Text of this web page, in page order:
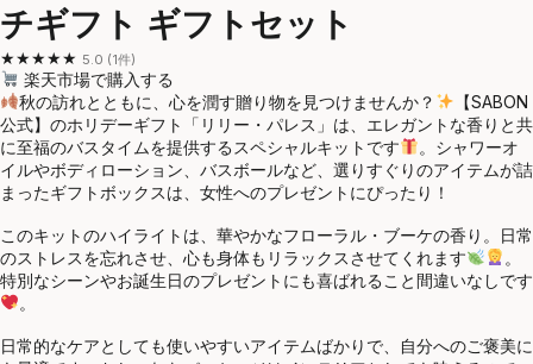
チギフト ギフトセット
★★★★★ 5.0 (1件)
楽天市場で購入する
秋の訪れとともに、心を潤す贈り物を見つけませんか？
【SABON
公式】のホリデーギフト「リリー・パレス」は、エレガントな香りと共
に至福のバスタイムを提供するスペシャルキットです
。シャワーオ
イルやボディローション、バスボールなど、選りすぐりのアイテムが詰
まったギフトボックスは、女性へのプレゼントにぴったり！
このキットのハイライトは、華やかなフローラル・ブーケの香り。日常
のストレスを忘れさせ、心も身体もリラックスさせてくれます
。
特別なシーンやお誕生日のプレゼントにも喜ばれること間違いなしです
。
日常的なケアとしても使いやすいアイテムばかりで、自分へのご褒美に